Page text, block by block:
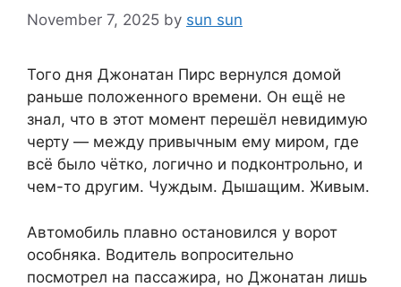
November 7, 2025 by sun sun
Того дня Джонатан Пирс вернулся домой
раньше положенного времени. Он ещё не
знал, что в этот момент перешёл невидимую
черту — между привычным ему миром, где
всё было чётко, логично и подконтрольно, и
чем-то другим. Чуждым. Дышащим. Живым.
Автомобиль плавно остановился у ворот
особняка. Водитель вопросительно
посмотрел на пассажира, но Джонатан лишь